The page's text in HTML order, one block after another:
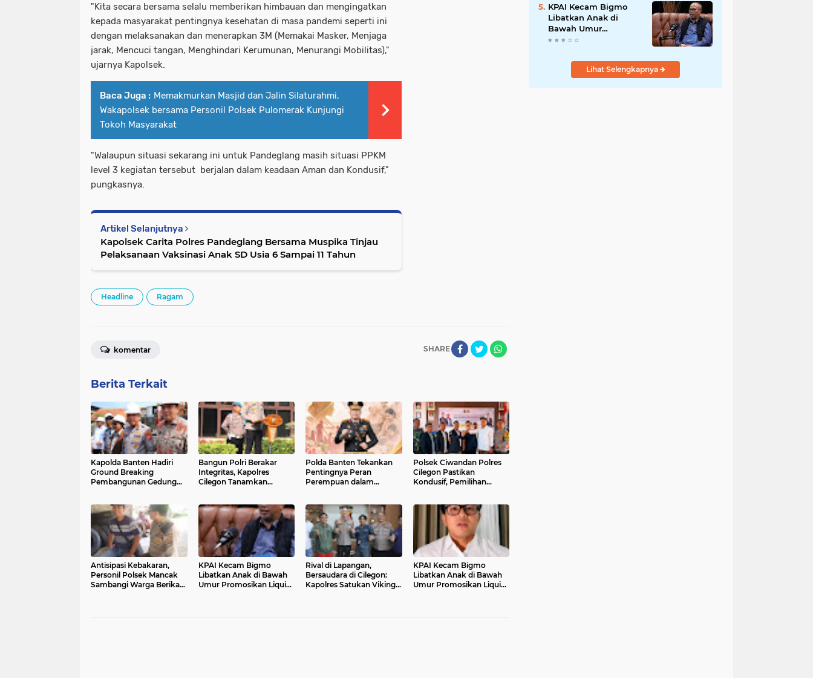
"Kita secara bersama selalu memberikan himbauan dan mengingatkan
kepada masyarakat pentingnya kesehatan di masa pandemi seperti ini
dengan melaksanakan dan menerapkan 3M (Memakai Masker, Menjaga
jarak, Mencuci tangan, Menghindari Kerumunan, Menurangi Mobilitas),"
ujarnya Kapolsek.
Baca Juga : Memakmurkan Masjid dan Jalin Silaturahmi,
Wakapolsek bersama Personil Polsek Pulomerak Kunjungi
Tokoh Masyarakat
"Walaupun situasi sekarang ini untuk Pandeglang masih situasi PPKM
level 3 kegiatan tersebut berjalan dalam keadaan Aman dan Kondusif,"
pungkasnya.
Artikel Selanjutnya
Kapolsek Carita Polres Pandeglang Bersama Muspika Tinjau
Pelaksanaan Vaksinasi Anak SD Usia 6 Sampai 11 Tahun
Headline Ragam
SHARE
komentar
Berita Terkait
Kapolda Banten Hadiri
Ground Breaking
Pembangunan Gedung
Bangun Polri Berakar
Integritas, Kapolres
Cilegon Tanamkan
Wujudkan Pelayanan
Presisi
Polda Banten Tekankan
Pentingnya Peran
Perempuan dalam
Polsek Ciwandan Polres
Cilegon Pastikan
Kondusif, Pemilihan
Antisipasi Kebakaran,
Personil Polsek Mancak
Sambangi Warga Berikan
KPAI Kecam Bigmo
Libatkan Anak di Bawah
Umur Promosikan Liquid
Rival di Lapangan,
Bersaudara di Cilegon:
Kapolres Satukan Viking
KPAI Kecam Bigmo
Libatkan Anak di Bawah
Umur Promosikan Liquid
Piala Presiden 2026
KPAI Kecam Bigmo
Libatkan Anak di
Bawah Umur
Promosikan Liquid
Bertindak Tegas
Lihat Selengkapnya